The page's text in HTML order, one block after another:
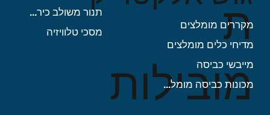
ת
מובילות
תנור משולב כיריים
מסכי טלוויזיה
מקררים מומלצים
מדיחי כלים מומלצים
מייבשי כביסה
מכונות כביסה מומלצות